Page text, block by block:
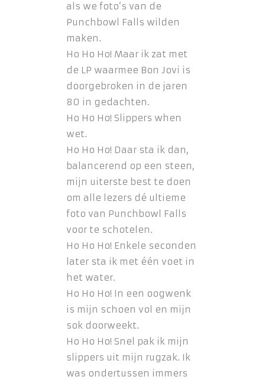
als we foto’s van de
Punchbowl Falls wilden
maken.
Ho Ho Ho! Maar ik zat met
de LP waarmee Bon Jovi is
doorgebroken in de jaren
80 in gedachten.
Ho Ho Ho! Slippers when
wet.
Ho Ho Ho! Daar sta ik dan,
balancerend op een steen,
mijn uiterste best te doen
om alle lezers dé ultieme
foto van Punchbowl Falls
voor te schotelen.
Ho Ho Ho! Enkele seconden
later sta ik met één voet in
het water.
Ho Ho Ho! In een oogwenk
is mijn schoen vol en mijn
sok doorweekt.
Ho Ho Ho! Snel pak ik mijn
slippers uit mijn rugzak. Ik
was ondertussen immers